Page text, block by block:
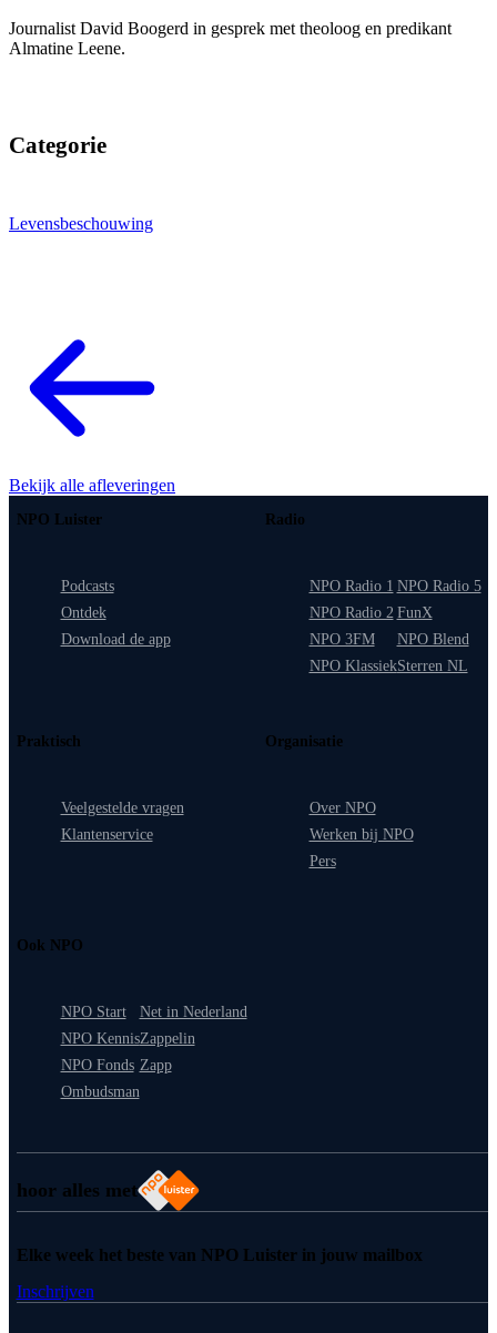
Journalist David Boogerd in gesprek met theoloog en predikant
Almatine Leene.
Categorie
Levensbeschouwing
Bekijk alle afleveringen
hoor alles met
NPO Luister
Podcasts
Ontdek
Download de app
Radio
NPO Radio 1
NPO Radio 2
NPO 3FM
NPO Klassiek
NPO Radio 5
FunX
NPO Blend
Sterren NL
Praktisch
Veelgestelde vragen
Klantenservice
Organisatie
Over NPO
Werken bij NPO
Pers
Ook NPO
NPO Start
NPO Kennis
NPO Fonds
Ombudsman
Net in Nederland
Zappelin
Zapp
Elke week het beste van NPO Luister in jouw mailbox
Inschrijven